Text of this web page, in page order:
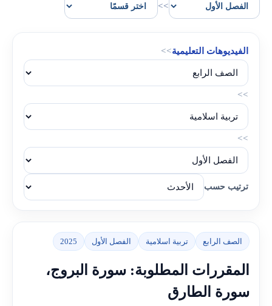
>>
الفيديوهات التعليمية>>
>>
>>
ترتيب حسب
الصف الرابع تربية اسلامية الفصل الأول 2025
المقررات المطلوبة: سورة البروج،
سورة الطارق